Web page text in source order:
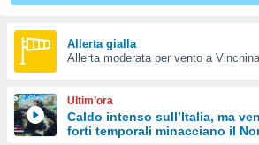
di
Web
le
Allerta gialla
Allerta moderata per vento a
Ultim’ora
Caldo intenso sull’Italia, ma
forti temporali minacciano il